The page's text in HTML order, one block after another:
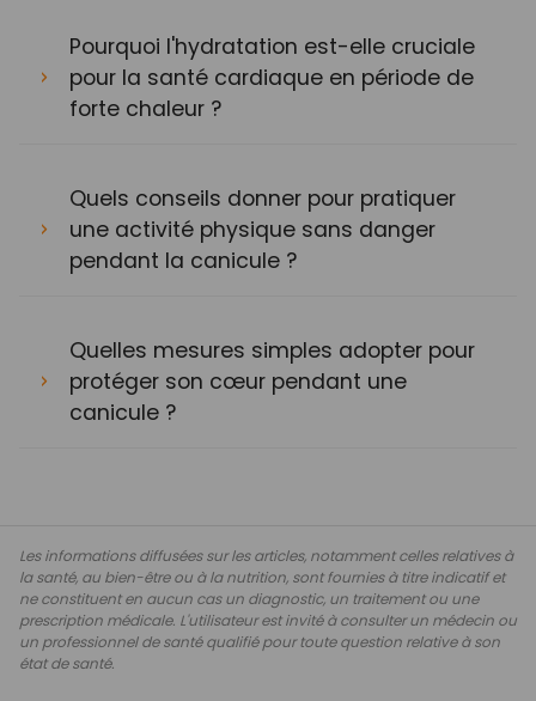
Pourquoi l'hydratation est-elle cruciale
pour la santé cardiaque en période de
forte chaleur ?
Quels conseils donner pour pratiquer
une activité physique sans danger
pendant la canicule ?
Quelles mesures simples adopter pour
protéger son cœur pendant une
canicule ?
Les informations diffusées sur les articles, notamment celles relatives à
la santé, au bien-être ou à la nutrition, sont fournies à titre indicatif et
ne constituent en aucun cas un diagnostic, un traitement ou une
prescription médicale. L'utilisateur est invité à consulter un médecin ou
un professionnel de santé qualifié pour toute question relative à son
état de santé.